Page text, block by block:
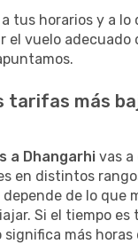
tus horarios y a lo
el vuelo adecuado
tarifas más
a Dhangarhi vas
en distintos
de lo que
Si el tiempo es
más horas